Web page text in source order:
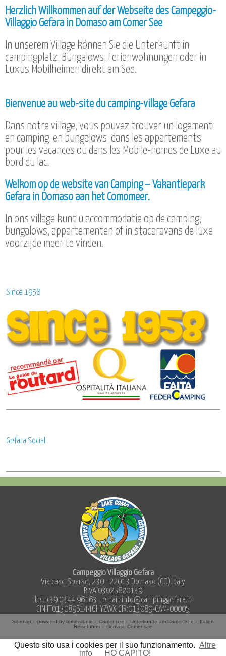
Herzlich Willkommen auf der Webseite des Campeggio-
Villaggio Gefara in Domaso am Comer See
In unserem Village können Sie die Unterkunft in
campingplatz, Bungalows, Ferienwohnungen oder in
Luxus Mobilheimen direkt am See.
Bienvenue au web-site du camping-village Gefara
Dans notre village, vous pouvez trouver un logement
en camping, en bungalows, dans les appartements
pour les vacances ou dans les Mobile-homes de Luxe au
bord du lac.
Welkom op de website van Camping – Vakantiepark
Gefara in Domaso aan het Comomeer.
In ons village kunt u accommodatie op de camping,
bungalows, appartementen of in stacaravans de luxe
voorzijde meer te vinden.
Since 1958
Gefara Social
Campeggio Villaggio Gefara
Via case Sparse, 230 - 22013 Domaso (CO) Italy
P.IVA 03025820139
tel. +39 0344 96163 - email: info@campinggefara.it
CIN:IT013089B144GHYZWX CIR:013089-CAM-00005
Sitemap - powered by tommstudio - Comer see - Unterkünfte am Comer See - Italien
Reiseführer - Domaso Comer see
Questo sito usa i cookies per il suo funzionamento. Altre
info
HO CAPITO!